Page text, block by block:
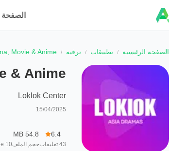
الصفحة
الصفحة الرئيسية تطبيقات ترفيه Movie & Anime
& Anime
Loklok Center
15/04/2025
6.4
43 تعليقات
54.8 MB
حجم الملف10+